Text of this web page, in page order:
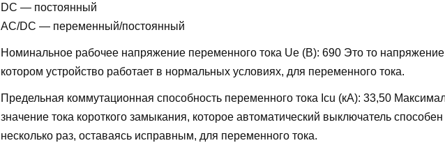
DC — постоянный
AC/DC — переменный/постоянный
Номинальное рабочее напряжение переменного тока Ue (В): 690 Это то
котором устройство работает в нормальных условиях, для переменного тока.
Предельная коммутационная способность переменного тока Icu (кА): 33,50
значение тока короткого замыкания, которое автоматический выключатель
несколько раз, оставаясь исправным, для переменного тока.